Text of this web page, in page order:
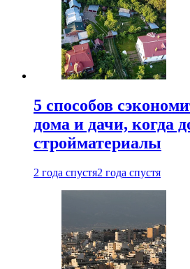
5 способов
дома и дачи, когда
стройматериалы
2 года спустя2 года спустя